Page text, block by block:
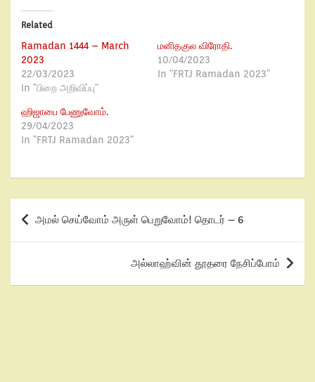
Related
Ramadan 1444 – March
2023
22/03/2023
In "பிறை அறிவிப்பு"
மனிதகுல விரோதி.
10/04/2023
In "FRTJ Ramadan 2023"
ஹிஜாபை பேணுவோம்.
29/04/2023
In "FRTJ Ramadan 2023"
அமல் செய்வோம் அருள் பெறுவோம்! தொடர் – 6
அல்லாஹ்வின் தூதரை நேசிப்போம்